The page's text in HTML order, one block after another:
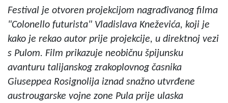
Festival je otvoren projekcijom nagrađivanog filma
"Colonello futurista" Vladislava Kneževića, koji je
kako je rekao autor prije projekcije, u direktnoj vezi
s Pulom. Film prikazuje neobičnu špijunsku
avanturu talijanskog zrakoplovnog časnika
Giuseppea Rosignolija iznad snažno utvrđene
austrougarske vojne zone Pula prije ulaska